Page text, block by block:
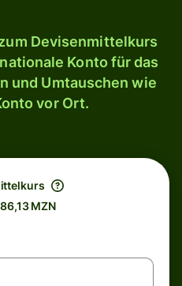
Devisenmittelkurs
Konto für das
und Umtauschen wie
vor Ort.
MZN